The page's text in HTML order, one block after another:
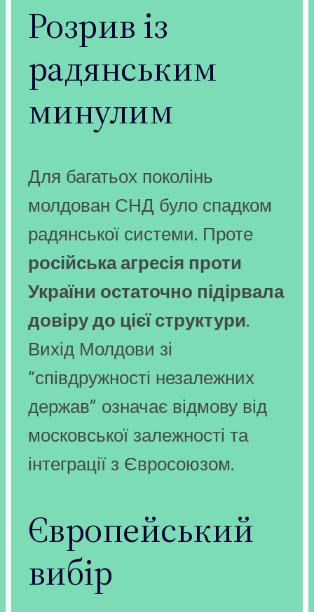
Розрив із
радянським
минулим
Для багатьох поколінь
молдован СНД було спадком
радянської системи. Проте
російська агресія проти
України остаточно підірвала
довіру до цієї структури.
Вихід Молдови зі
“співдружності незалежних
держав” означає відмову від
московської залежності та
інтеграції з Євросоюзом.
Європейський
вибір